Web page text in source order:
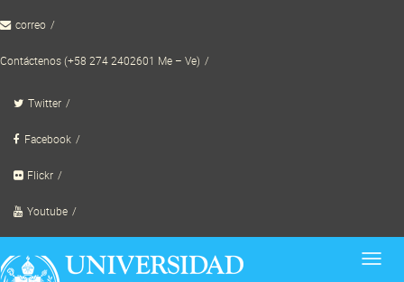
to correo
Contáctenos (+58 274 2402601 Me – Ve)
Twitter
Facebook
Flickr
Youtube